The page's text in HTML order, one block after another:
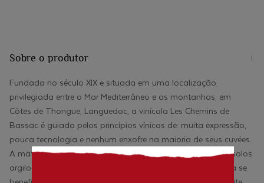
Sobre o produtor
Fundada no século XIX e situada em uma localização
privilegiada entre o Mar Mediterrâneo e as montanhas, em
Côtes de Thongue, Languedoc, a vinícola Les Chemins de
Bassac é guiada pelos princípios vínicos de: muita expressão,
pouca tecnologia e nenhum enxofre na maioria de seus cuvées.
A matéria prima de seus produtos vêm de 17 hectares em solos
argilo-calcários. Pedregosos e muito bem drenados, a terra se